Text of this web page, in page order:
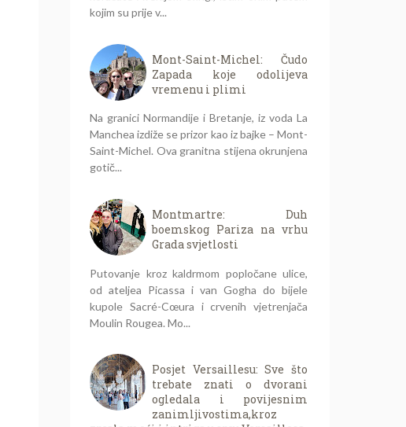
kojim su prije v...
Mont-Saint-Michel: Čudo
Zapada koje odolijeva
vremenu i plimi
Na granici Normandije i Bretanje, iz voda La
Manchea izdiže se prizor kao iz bajke – Mont-
Saint-Michel. Ova granitna stijena okrunjena
gotič...
Montmartre: Duh
boemskog Pariza na vrhu
Grada svjetlosti
Putovanje kroz kaldrmom popločane ulice,
od ateljea Picassa i van Gogha do bijele
kupole Sacré-Cœura i crvenih vjetrenjača
Moulin Rougea. Mo...
Posjet Versaillesu: Sve što
trebate znati o dvorani
ogledala i povijesnim
zanimljivostima,kroz